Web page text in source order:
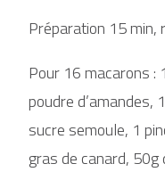
Préparation 15 min,
Pour 16 macarons :
poudre d’amandes,
sucre semoule, 1
gras de canard,